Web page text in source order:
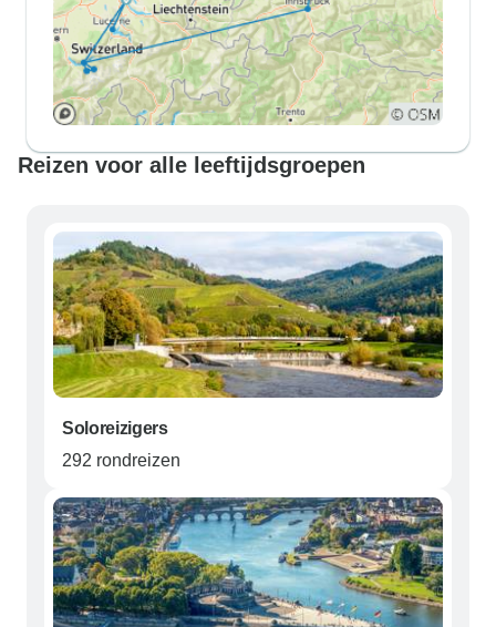
Reizen voor alle leeftijdsgroepen
Soloreizigers
292 rondreizen